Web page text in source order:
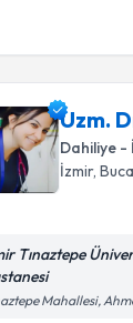
Uzm.
Dahiliye -
İzmir, Buca
Tınaztepe
Mahallesi,